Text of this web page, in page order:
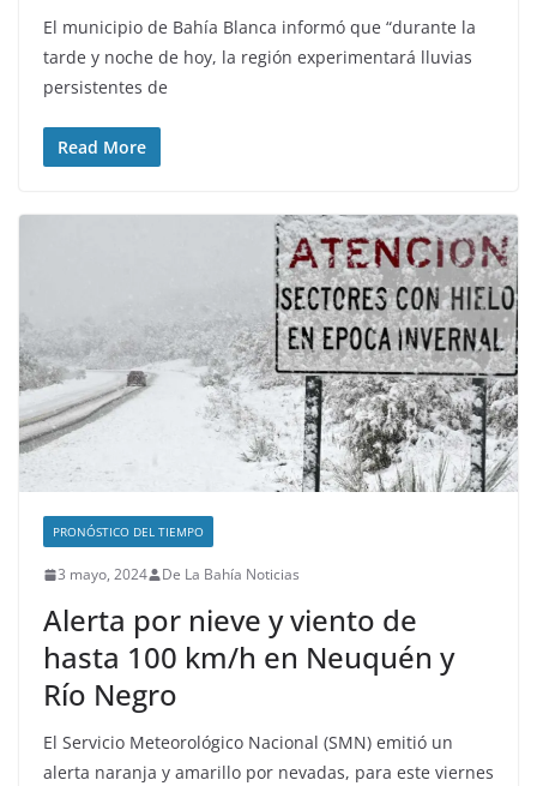
El municipio de Bahía Blanca informó que “durante la
tarde y noche de hoy, la región experimentará lluvias
persistentes de
Read More
PRONÓSTICO DEL TIEMPO
3 mayo, 2024 De La Bahía Noticias
Alerta por nieve y viento de
hasta 100 km/h en Neuquén y
Río Negro
El Servicio Meteorológico Nacional (SMN) emitió un
alerta naranja y amarillo por nevadas, para este viernes